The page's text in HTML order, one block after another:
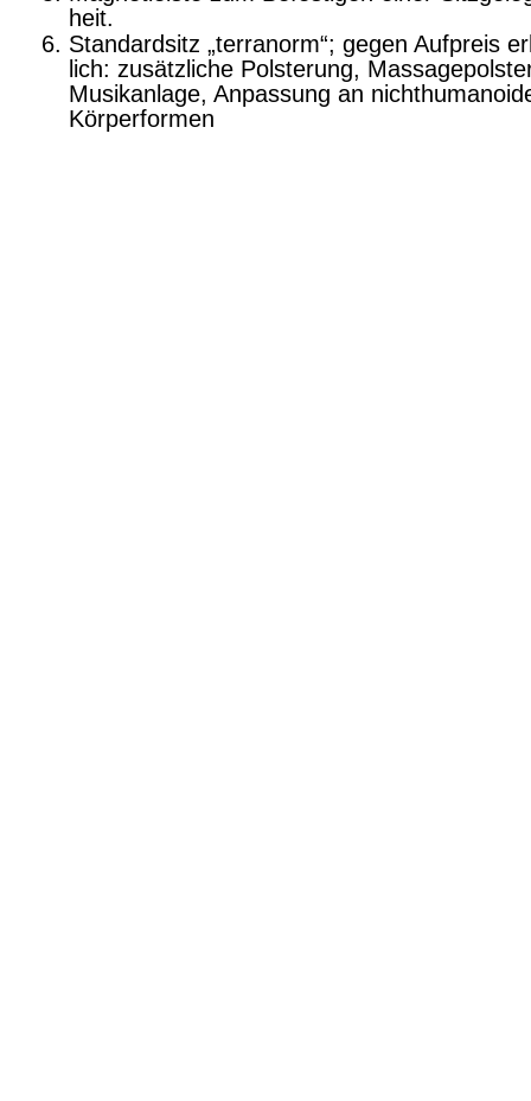
heit.
Standardsitz „terranorm“; gegen Aufpreis
lich: zusätzliche Polsterung,
Musikanlage, Anpassung an
Körperformen